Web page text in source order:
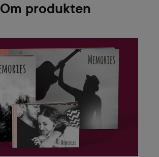
Om produkten